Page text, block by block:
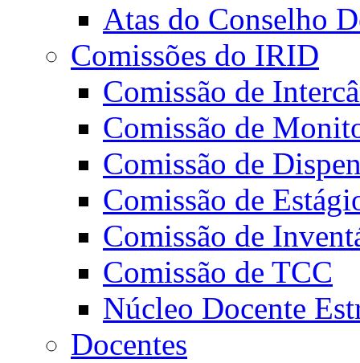
Atas do Conselho
Comissões do IRID
Comissão de
Comissão de
Comissão de
Comissão de
Comissão de
Comissão de TCC
Núcleo Docente
Docentes